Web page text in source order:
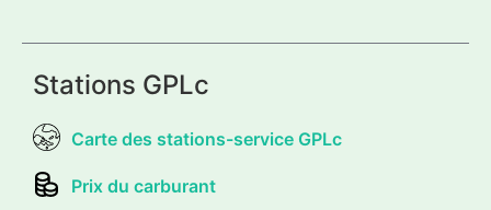
Stations GPLc
Carte des stations-service GPLc
Prix du carburant